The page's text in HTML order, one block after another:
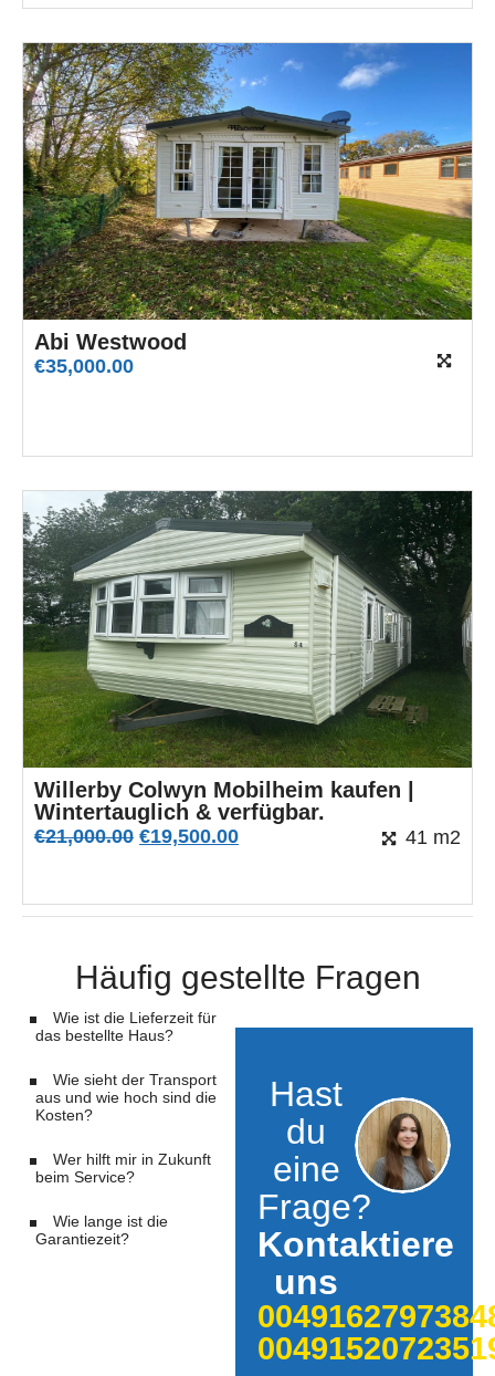
Abi Westwood
€35,000.00
Willerby Colwyn Mobilheim kaufen |
Wintertauglich & verfügbar.
€21,000.00 €19,500.00 41 m2
Häufig gestellte Fragen
Wie ist die Lieferzeit für
das bestellte Haus?
Wie sieht der Transport
aus und wie hoch sind die
Kosten?
Wer hilft mir in Zukunft
beim Service?
Wie lange ist die
Garantiezeit?
Hast
du
eine
Frage?
Kontaktiere
uns